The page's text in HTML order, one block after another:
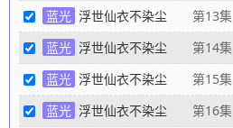
蓝光 浮世仙衣不染尘 第13集
蓝光 浮世仙衣不染尘 第14集
蓝光 浮世仙衣不染尘 第15集
蓝光 浮世仙衣不染尘 第16集